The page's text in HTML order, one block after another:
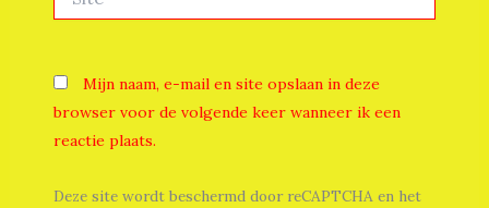
Mijn naam, e-mail en site opslaan in deze
browser voor de volgende keer wanneer ik een
reactie plaats.
Deze site wordt beschermd door reCAPTCHA en het